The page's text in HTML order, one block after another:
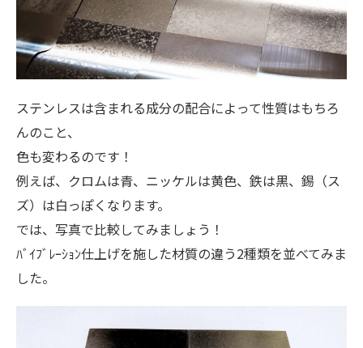
ステンレスは含まれる成分の配合によって性質はもちろ
んのこと、
色も変わるのです！
例えば、クロムは青、ニッケルは黄色、鉄は黒、錫（ス
ズ）は白っぽくなります。
では、写真で比較してみましょう！
ﾊﾞｲﾌﾞﾚｰｼｮﾝ仕上げを施した材質の違う2種類を並べてみま
した。